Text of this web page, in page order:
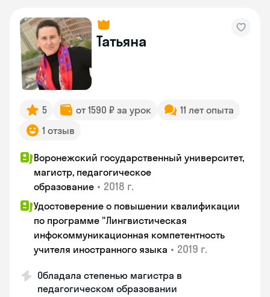
Татьяна
5 от 1590 ₽ за урок
11 лет опыта
1 отзыв
Воронежский государственный университет,
магистр, педагогическое
образование • 2018 г.
Удостоверение о повышении квалификации
по программе "Лингвистическая
инфокоммуникационная компетентность
учителя иностранного языка • 2019 г.
Обладала степенью магистра в
педагогическом образовании